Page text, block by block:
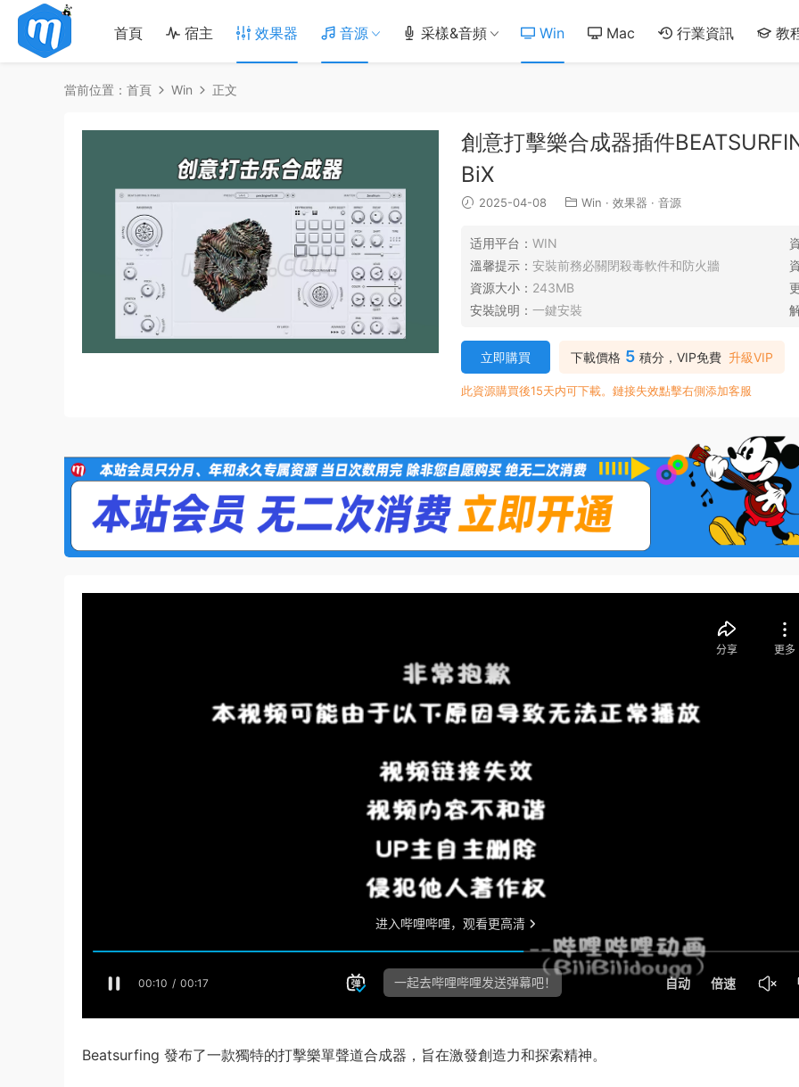
首頁 宿主 效果器 音源 采樣&音頻 Win Mac 行業資訊 教
當前位置： 首頁 Win 正文
創意打擊樂合成器插件
BiX
2025-04-08 Win · 效果器 · 音源
适用平台： WIN
溫馨提示： 安裝前務必關閉殺毒軟件和防火牆
資源大小： 243MB
安裝說明： 一鍵安裝
下載價格 5 積分，VIP免費 升級VIP
立即購買
此資源購買後15天内可下載。鏈接失效點擊右側添加客服
Beatsurfing 發布了一款獨特的打擊樂單聲道合成器，旨在激發創造力和探索精神。